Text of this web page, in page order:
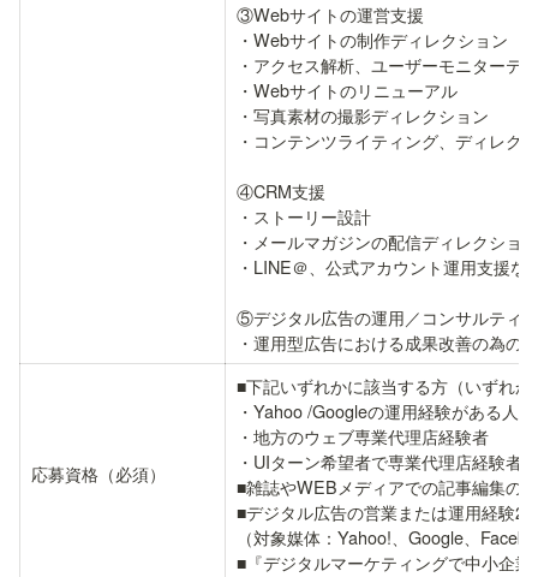
③Webサイトの運営支援
・Webサイトの制作ディレクション
・アクセス解析、ユーザーモニターテ
・Webサイトのリニューアル
・写真素材の撮影ディレクション
・コンテンツライティング、ディレク
④CRM支援
・ストーリー設計
・メールマガジンの配信ディレクション
・LINE＠、公式アカウント運用支援な
⑤デジタル広告の運用／コンサルティ
・運用型広告における成果改善の為
応募資格（必須）
■下記いずれかに該当する方（いずれか
・Yahoo /Googleの運用経験がある人材
・地方のウェブ専業代理店経験者
・UIターン希望者で専業代理店経験者
■雑誌やWEBメディアでの記事編集の
■デジタル広告の営業または運用経験2
（対象媒体：Yahoo!、Google、
■『デジタルマーケティングで中小企